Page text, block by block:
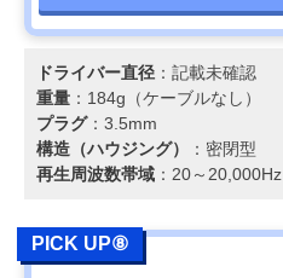
ドライバー直径 ：記載未確認
重量 ：184g（ケーブルなし）
プラグ：3.5mm
構造（ハウジング）
：密閉型
再生周波数帯域 ：20～20,000Hz
PICK UP⑧